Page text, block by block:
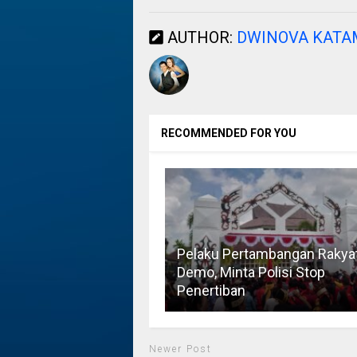
AUTHOR: DWINOVA
RECOMMENDED FOR YOU
Pelaku Pertambangan
Demo, Minta Polisi Stop
Penertiban
Newer Post